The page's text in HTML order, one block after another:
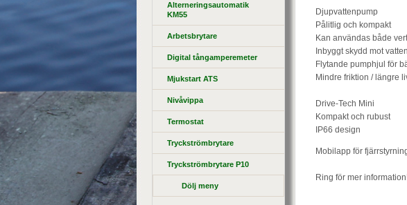
Alterneringsautomatik
KM55
Arbetsbrytare
Digital tångamperemeter
Mjukstart ATS
Nivåvippa
Termostat
Tryckströmbrytare
Tryckströmbrytare P10
Dölj meny
Djupvattenpump
Pålitlig och kompakt
Kan användas både
Inbyggt skydd mot
Flytande pumphjul för
Mindre friktion / längre
Drive-Tech Mini
Kompakt och rubust
IP66 design
Mobilapp för
Ring för mer